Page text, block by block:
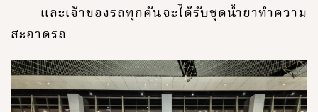
และเจ้าของรถทุกคันจะได้รับชุดน้ำยาทำความ
สะอาดรถ